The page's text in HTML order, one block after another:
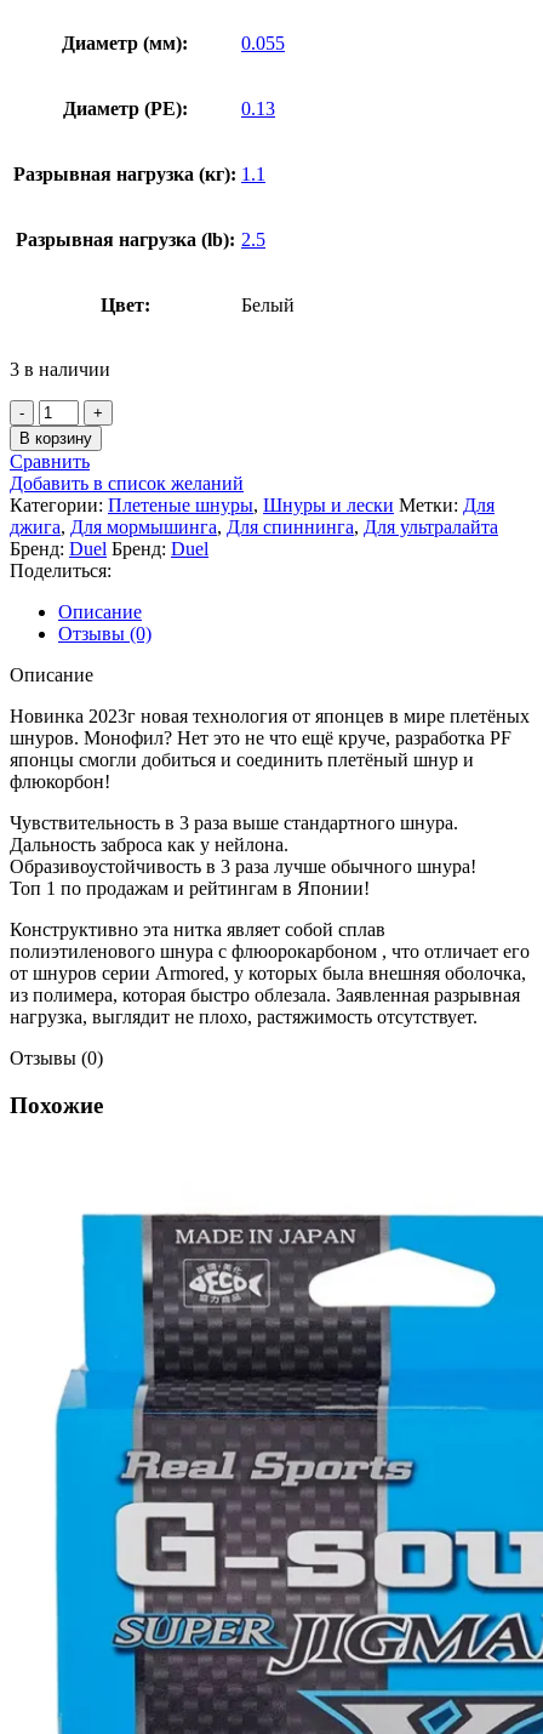
Диаметр (мм): 0.055
Диаметр (PE): 0.13
Разрывная нагрузка (кг): 1.1
Разрывная нагрузка (lb): 2.5
Цвет: Белый
3 в наличии
В корзину
Сравнить
Добавить в список желаний
Категории: Плетеные шнуры, Шнуры и лески Метки: Для
джига, Для мормышинга, Для спиннинга, Для ультралайта
Бренд: Duel Бренд: Duel
Поделиться:
Описание
Отзывы (0)
Описание
Новинка 2023г новая технология от японцев в мире плетёных
шнуров. Монофил? Нет это не что ещё круче, разработка PF
японцы смогли добиться и соединить плетёный шнур и
флюкорбон!
Чувствительность в 3 раза выше стандартного шнура.
Дальность заброса как у нейлона.
Образивоустойчивость в 3 раза лучше обычного шнура!
Топ 1 по продажам и рейтингам в Японии!
Конструктивно эта нитка являет собой сплав
полиэтиленового шнура с флюорокарбоном , что отличает его
от шнуров серии Armored, у которых была внешняя оболочка,
из полимера, которая быстро облезала. Заявленная разрывная
нагрузка, выглядит не плохо, растяжимость отсутствует.
Отзывы (0)
Похожие